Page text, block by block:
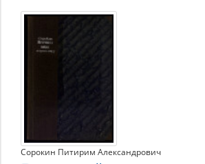
Сорокин Питирим Александрович